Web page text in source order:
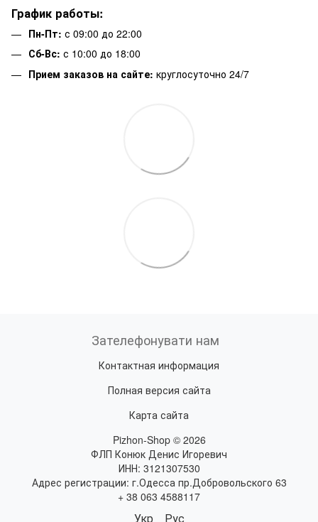
График работы:
Пн-Пт: с 09:00 до 22:00
Сб-Вс: с 10:00 до 18:00
Прием заказов на сайте: круглосуточно 24/7
Зателефонувати нам
Контактная информация
Полная версия сайта
Карта сайта
Pizhon-Shop © 2026
ФЛП Конюк Денис Игоревич
ИНН: 3121307530
Адрес регистрации: г.Одесса пр.Добровольского 63
+ 38 063 4588117
Укр Рус